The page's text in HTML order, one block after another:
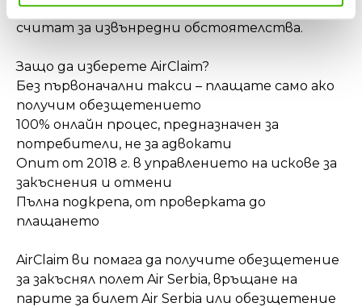
⚠️ Обичайните технически проблеми НЕ се
считат за извънредни обстоятелства.
Защо да изберете AirClaim?
Без първоначални такси – плащате само ако
получим обезщетението
100% онлайн процес, предназначен за
потребители, не за адвокати
Опит от 2018 г. в управлението на искове за
закъснения и отмени
Пълна подкрепа, от проверката до
плащането
AirClaim ви помага да получите обезщетение
за закъснял полет Air Serbia, връщане на
парите за билет Air Serbia или обезщетение